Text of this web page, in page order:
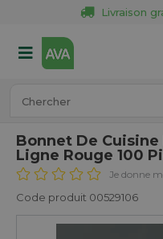
Livraison
Bonnet De
Ligne Rouge 100
Je donne
Code produit 00529106